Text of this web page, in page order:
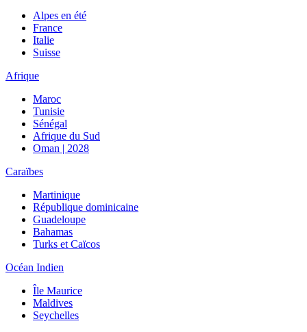
Alpes en été
France
Italie
Suisse
Afrique
Maroc
Tunisie
Sénégal
Afrique du Sud
Oman | 2028
Caraïbes
Martinique
République dominicaine
Guadeloupe
Bahamas
Turks et Caïcos
Océan Indien
Île Maurice
Maldives
Seychelles